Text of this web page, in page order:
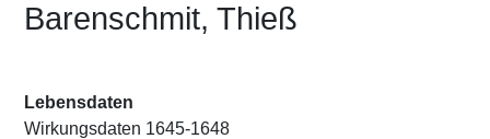
Barenschmit, Thieß
Lebensdaten
Wirkungsdaten 1645-1648